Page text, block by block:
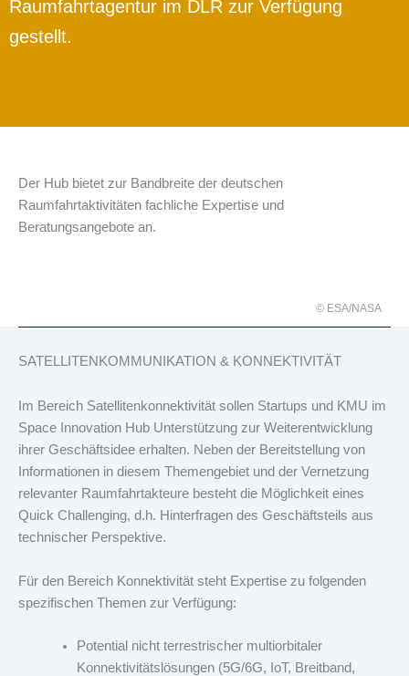
Raumfahrtagentur im DLR zur Verfügung
gestellt.
Der Hub bietet zur Bandbreite der deutschen
Raumfahrtaktivitäten fachliche Expertise und
Beratungsangebote an.
© ESA/NASA
SATELLITENKOMMUNIKATION & KONNEKTIVITÄT
Im Bereich Satellitenkonnektivität sollen Startups und KMU im
Space Innovation Hub Unterstützung zur Weiterentwicklung
ihrer Geschäftsidee erhalten. Neben der Bereitstellung von
Informationen in diesem Themengebiet und der Vernetzung
relevanter Raumfahrtakteure besteht die Möglichkeit eines
Quick Challenging, d.h. Hinterfragen des Geschäftsteils aus
technischer Perspektive.
Für den Bereich Konnektivität steht Expertise zu folgenden
spezifischen Themen zur Verfügung:
Potential nicht terrestrischer multiorbitaler
Konnektivitätslösungen (5G/6G, IoT, Breitband,